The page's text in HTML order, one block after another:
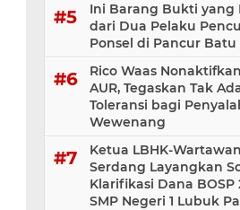
Ini Barang Bukti yang
dari Dua Pelaku
Ponsel di Pancur Batu
Rico Waas
AUR, Tegaskan Tak
Toleransi bagi
Wewenang
Ketua LBHK-
Serdang Layangkan
Klarifikasi Dana BOSP
SMP Negeri 1 Lubuk